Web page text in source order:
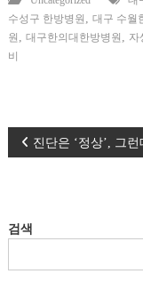
수성구 한방병원 , 대구 수월
원 , 대구한의대한방병원 , 자
비
글
색
진단은 ‘정상’, 그
검색